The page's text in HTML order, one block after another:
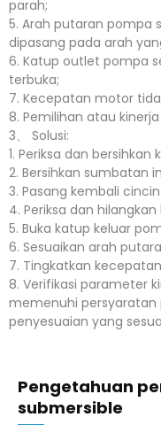
parah;
5. Arah putaran pompa
dipasang pada arah
6. Katup outlet pompa
terbuka;
7. Kecepatan motor
8. Pemilihan atau
3、 Solusi:
1. Periksa dan
2. Bersihkan sumbatan
3. Pasang kembali
4. Periksa dan
5. Buka katup keluar
6. Sesuaikan arah
7. Tingkatkan
8. Verifikasi parameter
memenuhi persyaratan
penyesuaian yang
Pengetahuan
submersible